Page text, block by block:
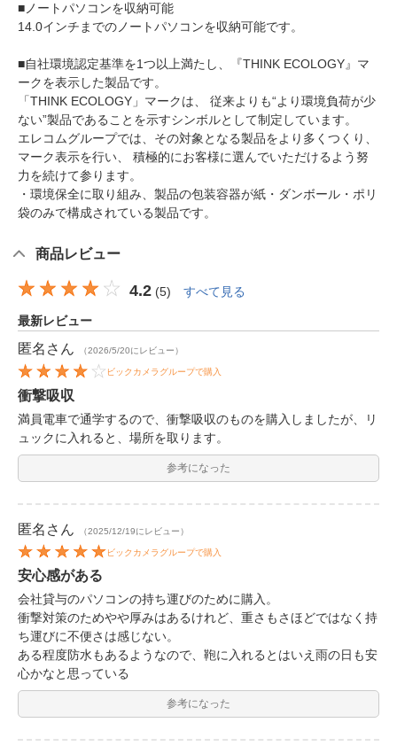
■ノートパソコンを収納可能
14.0インチまでのノートパソコンを収納可能です。
■自社環境認定基準を1つ以上満たし、『THINK ECOLOGY』マ
ークを表示した製品です。
「THINK ECOLOGY」マークは、 従来よりも“より環境負荷が少
ない”製品であることを示すシンボルとして制定しています。
エレコムグループでは、その対象となる製品をより多くつくり、
マーク表示を行い、 積極的にお客様に選んでいただけるよう努
力を続けて参ります。
・環境保全に取り組み、製品の包装容器が紙・ダンボール・ポリ
袋のみで構成されている製品です。
商品レビュー
4.2 (5) すべて見る
最新レビュー
匿名 さん （2026/5/20にレビュー）
ビックカメラグループで購入
衝撃吸収
満員電車で通学するので、衝撃吸収のものを購入しましたが、リ
ュックに入れると、場所を取ります。
参考になった
匿名 さん （2025/12/19にレビュー）
ビックカメラグループで購入
安心感がある
会社貸与のパソコンの持ち運びのために購入。
衝撃対策のためやや厚みはあるけれど、重さもさほどではなく持
ち運びに不便さは感じない。
ある程度防水もあるようなので、鞄に入れるとはいえ雨の日も安
心かなと思っている
参考になった